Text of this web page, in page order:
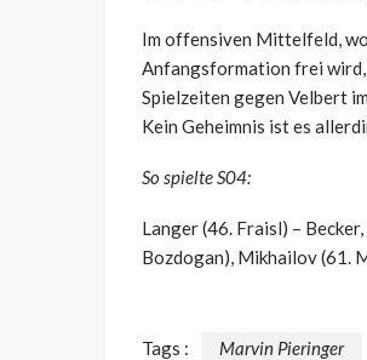
Im offensiven Mittelfeld,
Anfangsformation frei
Spielzeiten gegen Velbert
Kein Geheimnis ist es
So spielte S04:
Langer (46. Fraisl) –
Bozdogan), Mikhailov (61.
Tags : Marvin Pieringer